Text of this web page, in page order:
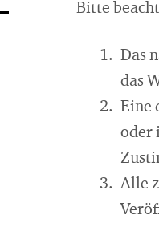
Bitte
Das
das
Eine
oder
Alle